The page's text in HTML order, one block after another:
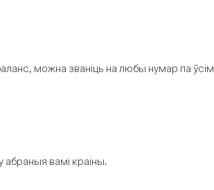
можна званіць на любы нумар па ўсім
абраныя вамі краіны.